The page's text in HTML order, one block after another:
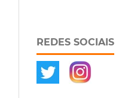
REDES SOCIAIS